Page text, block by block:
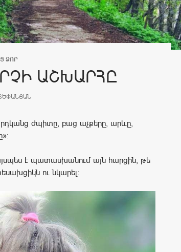
ՁՈՐ
ԱՇԽԱՐՀԸ
ժպիտը, բաց աչքերը, արևը,
է պատասխանում այն հարցին, թե
ու նկարել։